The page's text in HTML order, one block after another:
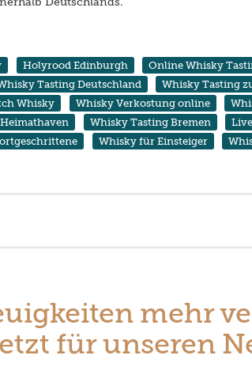
Holyrood Edinburgh Online Whisky
Tasting Deutschland Whisky Tasting
Whisky Whisky Verkostung online
Whisky Tasting Bremen
Whisky für Einsteiger
mehr
für unseren